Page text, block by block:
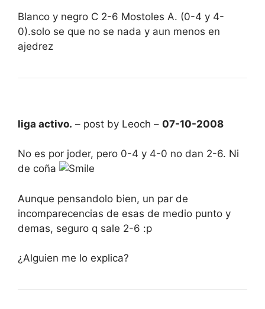
Blanco y negro C 2-6 Mostoles A. (0-4 y 4-
0).solo se que no se nada y aun menos en
ajedrez
liga activo. – post by Leoch – 07-10-2008
No es por joder, pero 0-4 y 4-0 no dan 2-6. Ni
de coña
Aunque pensandolo bien, un par de
incomparecencias de esas de medio punto y
demas, seguro q sale 2-6 :p
¿Alguien me lo explica?